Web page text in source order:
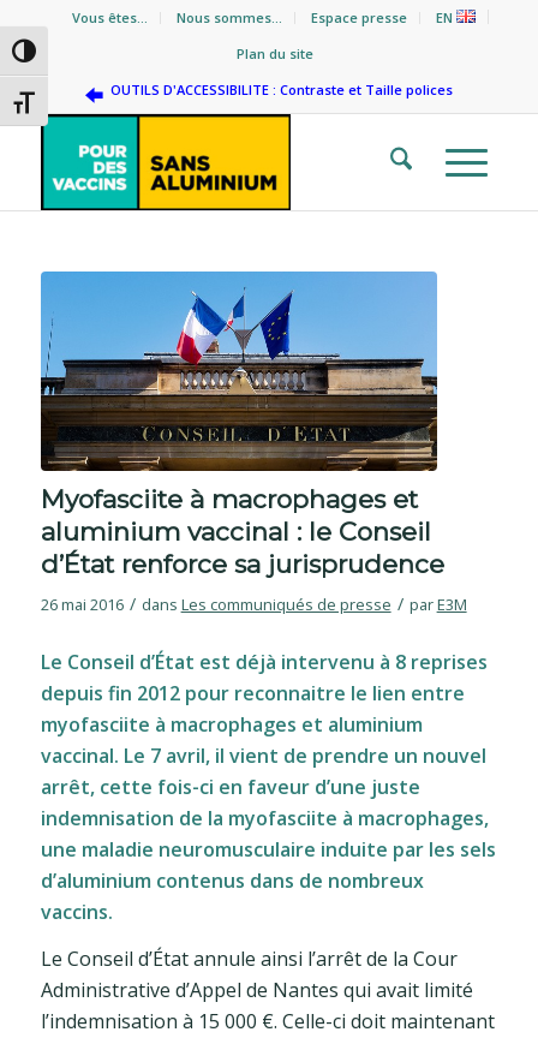
Passer en contraste élevé
Changer la taille de la police
Vous êtes… Nous sommes… Espace presse
EN
Plan du site
OUTILS D'ACCESSIBILITE : Contraste et Taille polices
Myofasciite à macrophages et
aluminium vaccinal : le Conseil
d’État renforce sa jurisprudence
26 mai 2016 / dans Les communiqués de presse / parE3M
Le Conseil d’État est déjà intervenu à 8 reprises
depuis fin 2012 pour reconnaitre le lien entre
myofasciite à macrophages et aluminium
vaccinal. Le 7 avril, il vient de prendre un nouvel
arrêt, cette fois-ci en faveur d’une juste
indemnisation de la myofasciite à macrophages,
une maladie neuromusculaire induite par les sels
d’aluminium contenus dans de nombreux
vaccins.
Le Conseil d’État annule ainsi l’arrêt de la Cour
Administrative d’Appel de Nantes qui avait limité
l’indemnisation à 15 000 €. Celle-ci doit maintenant